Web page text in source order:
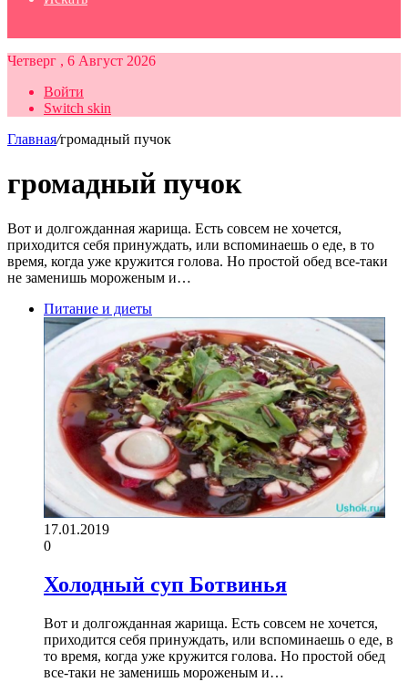
Четверг , 6 Август 2026
Войти
Switch skin
Главная/громадный пучок
громадный пучок
Вот и долгожданная жарища. Есть совсем не хочется,
приходится себя принуждать, или вспоминаешь о еде, в то
время, когда уже кружится голова. Но простой обед все-таки
не заменишь мороженым и…
Питание и диеты
17.01.2019
0
Холодный суп Ботвинья
Вот и долгожданная жарища. Есть совсем не хочется,
приходится себя принуждать, или вспоминаешь о еде, в
то время, когда уже кружится голова. Но простой обед
все-таки не заменишь мороженым и…